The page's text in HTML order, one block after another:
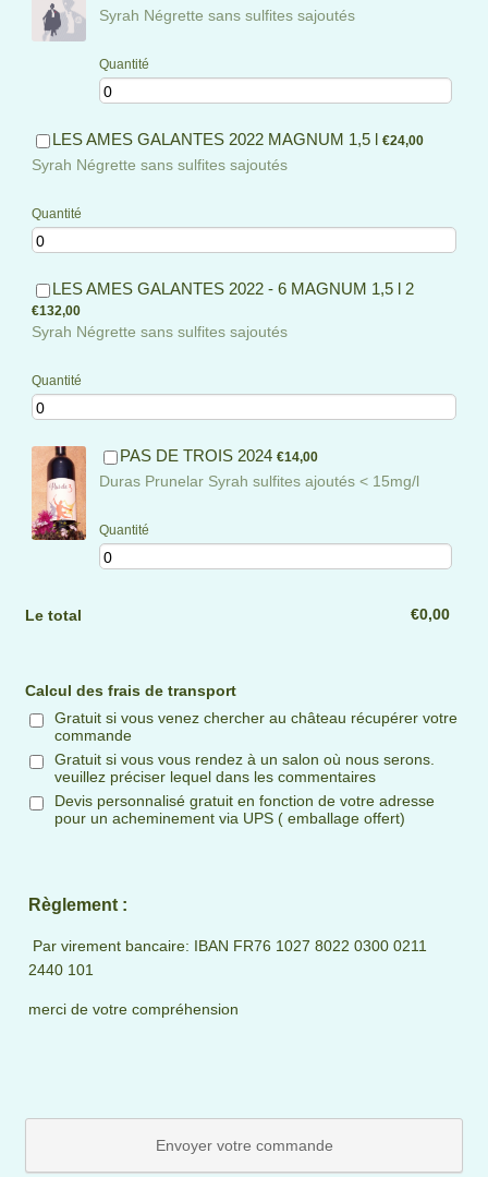
Syrah Négrette sans sulfites sajoutés
Quantité
LES AMES GALANTES 2022 MAGNUM 1,5 l €24,00
€24,00
Syrah Négrette sans sulfites sajoutés
Quantité
LES AMES GALANTES 2022 - 6 MAGNUM 1,5 l 2
€132,00
Syrah Négrette sans sulfites sajoutés
Quantité
PAS DE TROIS 2024 €14,00
€14,00
Duras Prunelar Syrah sulfites ajoutés < 15mg/l
Quantité
Le total €0,00
€0,00
Calcul des frais de transport
Gratuit si vous venez chercher au château récupérer votre
commande
Gratuit si vous vous rendez à un salon où nous serons.
veuillez préciser lequel dans les commentaires
Devis personnalisé gratuit en fonction de votre adresse
pour un acheminement via UPS ( emballage offert)
Règlement :
Par virement bancaire: IBAN FR76 1027 8022 0300 0211
2440 101
merci de votre compréhension
Envoyer votre commande